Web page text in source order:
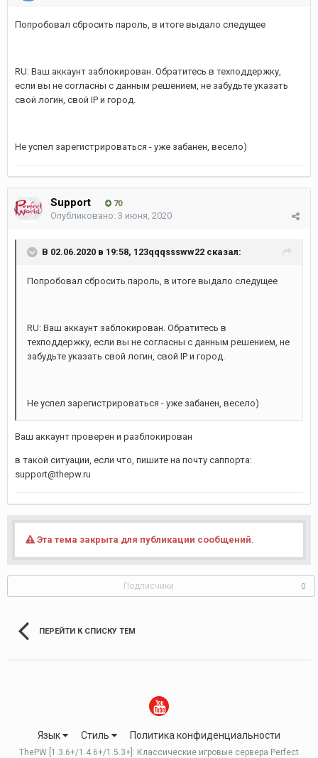
Попробовал сбросить пароль, в итоге выдало следущее
RU: Ваш аккаунт заблокирован. Обратитесь в техподдержку,
если вы не согласны с данным решением, не забудьте указать
свой логин, свой IP и город.
Не успел зарегистрироваться - уже забанен, весело)
Support 70
Опубликовано: 3 июня, 2020
В 02.06.2020 в 19:58, 123qqqsssww22 сказал:
Попробовал сбросить пароль, в итоге выдало следущее
RU: Ваш аккаунт заблокирован. Обратитесь в
техподдержку, если вы не согласны с данным решением, не
забудьте указать свой логин, свой IP и город.
Не успел зарегистрироваться - уже забанен, весело)
Ваш аккаунт проверен и разблокирован
в такой ситуации, если что, пишите на почту саппорта:
support@thepw.ru
Эта тема закрыта для публикации сообщений.
Подписчики 0
ПЕРЕЙТИ К СПИСКУ ТЕМ
Язык Стиль Политика конфиденциальности
ThePW [1.3.6+/1.4.6+/1.5.3+]: Классические игровые сервера Perfect